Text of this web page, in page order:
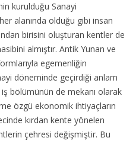
kurulduğu Sanayi
alanında olduğu gibi insan
birisini oluşturan kentler de
almıştır. Antik Yunan ve
egemenliğin
döneminde geçirdiği anlam
bölümünün de mekanı olarak
özgü ekonomik ihtiyaçların
kırdan kente yönelen
çehresi değişmiştir. Bu